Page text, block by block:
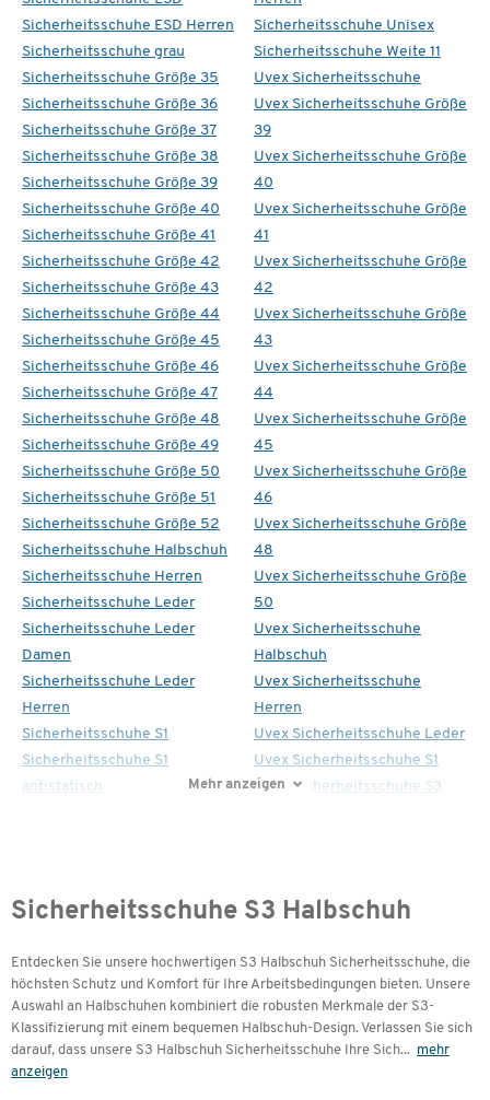
Sicherheitsschuhe ESD Herren
Sicherheitsschuhe grau
Sicherheitsschuhe Größe 35
Sicherheitsschuhe Größe 36
Sicherheitsschuhe Größe 37
Sicherheitsschuhe Größe 38
Sicherheitsschuhe Größe 39
Sicherheitsschuhe Größe 40
Sicherheitsschuhe Größe 41
Sicherheitsschuhe Größe 42
Sicherheitsschuhe Größe 43
Sicherheitsschuhe Größe 44
Sicherheitsschuhe Größe 45
Sicherheitsschuhe Größe 46
Sicherheitsschuhe Größe 47
Sicherheitsschuhe Größe 48
Sicherheitsschuhe Größe 49
Sicherheitsschuhe Größe 50
Sicherheitsschuhe Größe 51
Sicherheitsschuhe Größe 52
Sicherheitsschuhe Halbschuh
Sicherheitsschuhe Herren
Sicherheitsschuhe Leder
Sicherheitsschuhe Leder
Damen
Sicherheitsschuhe Leder
Herren
Sicherheitsschuhe S1
Sicherheitsschuhe S1
antistatisch
Sicherheitsschuhe Unisex
Sicherheitsschuhe Weite 11
Uvex Sicherheitsschuhe
Uvex Sicherheitsschuhe Größe
39
Uvex Sicherheitsschuhe Größe
40
Uvex Sicherheitsschuhe Größe
41
Uvex Sicherheitsschuhe Größe
42
Uvex Sicherheitsschuhe Größe
43
Uvex Sicherheitsschuhe Größe
44
Uvex Sicherheitsschuhe Größe
45
Uvex Sicherheitsschuhe Größe
46
Uvex Sicherheitsschuhe Größe
48
Uvex Sicherheitsschuhe Größe
50
Uvex Sicherheitsschuhe
Halbschuh
Uvex Sicherheitsschuhe
Herren
Uvex Sicherheitsschuhe Leder
Uvex Sicherheitsschuhe S1
Uvex Sicherheitsschuhe S3
Mehr anzeigen
Sicherheitsschuhe S3 Halbschuh
Entdecken Sie unsere hochwertigen S3 Halbschuh Sicherheitsschuhe, die
höchsten Schutz und Komfort für Ihre Arbeitsbedingungen bieten. Unsere
Auswahl an Halbschuhen kombiniert die robusten Merkmale der S3-
Klassifizierung mit einem bequemen Halbschuh-Design. Verlassen Sie sich
darauf, dass unsere S3 Halbschuh Sicherheitsschuhe Ihre Sich... mehr
anzeigen